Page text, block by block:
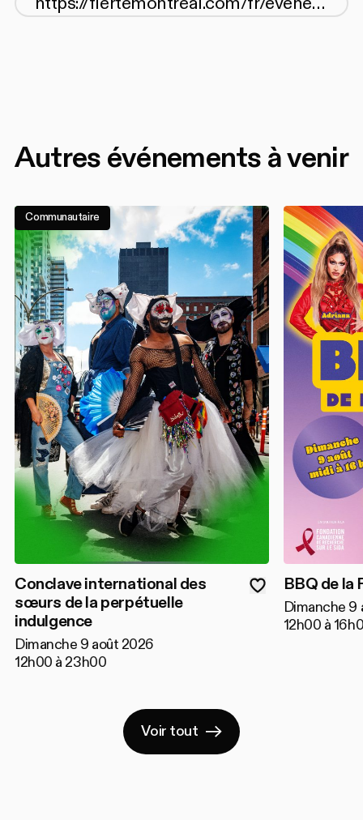
Autres événements à venir
Communautaire
Conclave international des
sœurs de la perpétuelle
indulgence
Dimanche 9 août 2026
12h00 à 23h00
BBQ de la
Dimanche 9
12h00 à
Voir tout